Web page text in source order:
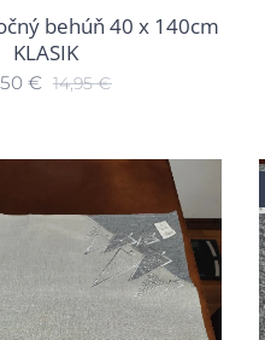
behúň 40 x 140cm
KLASIK
€ 14,95€